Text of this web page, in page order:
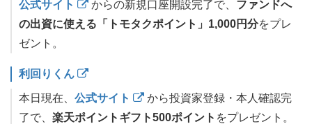
公式サイト からの新規口座開設完了で、 ファンドへ
の出資に使える「トモタクポイント」1,000円分をプレ
ゼント。
利回りくん
本日現在、 公式サイト
から投資家登録・本人確認完
了で、 楽天ポイントギフト500ポイント をプレゼント。